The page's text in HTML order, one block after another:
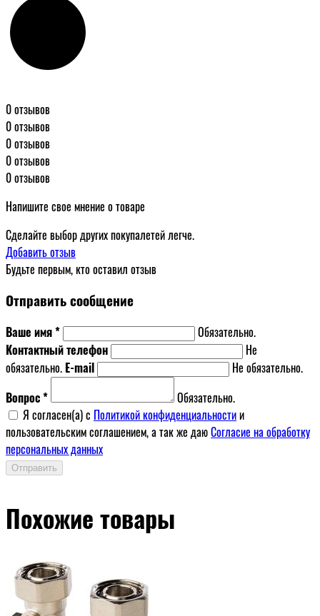
0 отзывов
0 отзывов
0 отзывов
0 отзывов
0 отзывов
Напишите свое мнение о товаре
Сделайте выбор других покупалетей легче.
Добавить отзыв
Будьте первым, кто оставил отзыв
Отправить сообщение
Ваше имя *
Обязательно.
Контактный телефон
Не
обязательно. E-mail
Не обязательно.
Вопрос *
Обязательно.
Я согласен(a) с Политикой конфиденциальностии
пользовательским соглашением, а так же даюСогласие на обработку
персональных данных
Отправить
Похожие товары